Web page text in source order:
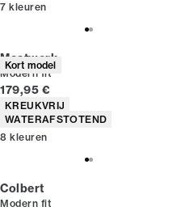
7 kleuren
Kort model
Maatwerk
Modern fit
Huidige prijs
179,95 €
Producteigenschappen
KREUKVRIJ
WATERAFSTOTEND
8 kleuren
Colbert
Modern fit